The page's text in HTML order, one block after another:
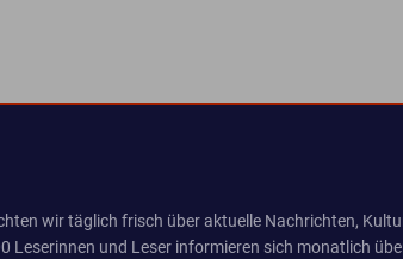
wir täglich frisch über aktuelle Nachrichten,
und Leser informieren sich monatlich